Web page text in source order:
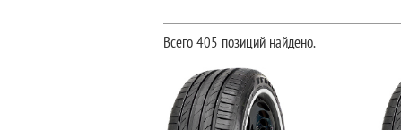
Всего 405 позиций найдено.